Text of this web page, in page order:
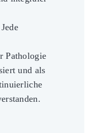
Pathologie
und als